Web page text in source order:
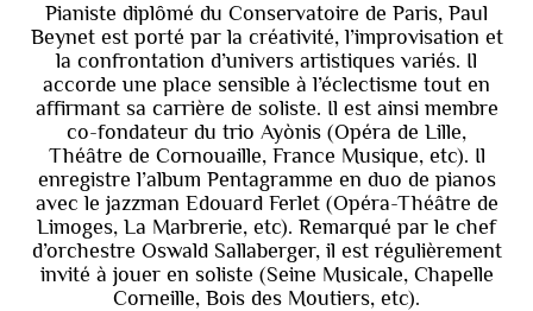
Pianiste diplômé du Conservatoire de Paris, Paul
Beynet est porté par la créativité, l’improvisation et
la confrontation d’univers artistiques variés. Il
accorde une place sensible à l’éclectisme tout en
affirmant sa carrière de soliste. Il est ainsi membre
co-fondateur du trio Ayònis (Opéra de Lille,
Théâtre de Cornouaille, France Musique, etc). Il
enregistre l’album Pentagramme en duo de pianos
avec le jazzman Edouard Ferlet (Opéra-Théâtre de
Limoges, La Marbrerie, etc). Remarqué par le chef
d’orchestre Oswald Sallaberger, il est régulièrement
invité à jouer en soliste (Seine Musicale, Chapelle
Corneille, Bois des Moutiers, etc).